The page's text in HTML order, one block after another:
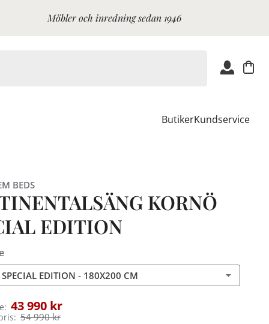
Möbler och inredning sedan 1946
ButikerKundservice
BEDS
KORNÖ
EDITION
EDITION - 180X200 CM
43 990 kr
54 990 kr